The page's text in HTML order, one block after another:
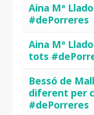
Aina Mª
#dePorreres
Aina Mª
tots
Bessó de
diferent per
#dePorreres